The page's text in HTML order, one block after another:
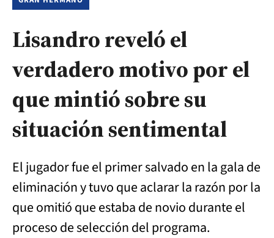
Lisandro reveló el
verdadero motivo por el
que mintió sobre su
situación sentimental
El jugador fue el primer salvado en la gala de
eliminación y tuvo que aclarar la razón por la
que omitió que estaba de novio durante el
proceso de selección del programa.